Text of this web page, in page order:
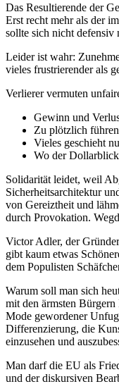
Das Resultierende der
Erst recht mehr als der
sollte sich nicht defensiv
Leider ist wahr:
vieles frustrierender als
Verlierer vermuten
Gewinn und
Zu plötzlich
Vieles geschieht
Wo der
Solidarität leidet, weil
Sicherheitsarchitektur
von Gereiztheit und
durch Provokation.
Victor Adler, der
gibt kaum etwas
dem Populisten
Warum soll man sich
mit den ärmsten
Mode gewordener
Differenzierung, die
einzusehen und
Man darf die EU als
und der diskursiven